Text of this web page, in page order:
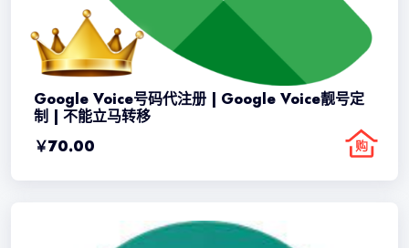
Google Voice号码代注册 | Google Voice靓号定
制 | 不能立马转移
￥70.00